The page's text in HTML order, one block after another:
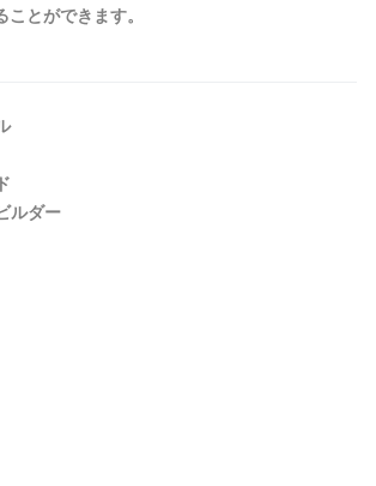
とができます。
ルダー